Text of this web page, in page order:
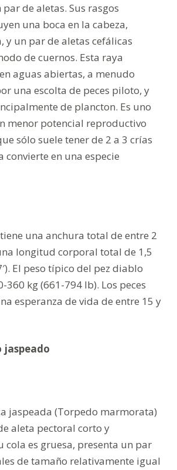
de aletas. Sus rasgos
una boca en la cabeza,
y un par de aletas cefálicas
de cuernos. Esta raya
aguas abiertas, a menudo
una escolta de peces piloto, y
de plancton. Es uno
menor potencial reproductivo
sólo suele tener de 2 a 3 crías
convierte en una especie
una anchura total de entre 2
longitud corporal total de 1,5
El peso típico del pez diablo
360 kg (661-794 lb). Los peces
esperanza de vida de entre 15 y
jaspeado
jaspeada (Torpedo marmorata)
aleta pectoral corto y
cola es gruesa, presenta un par
de tamaño relativamente igual